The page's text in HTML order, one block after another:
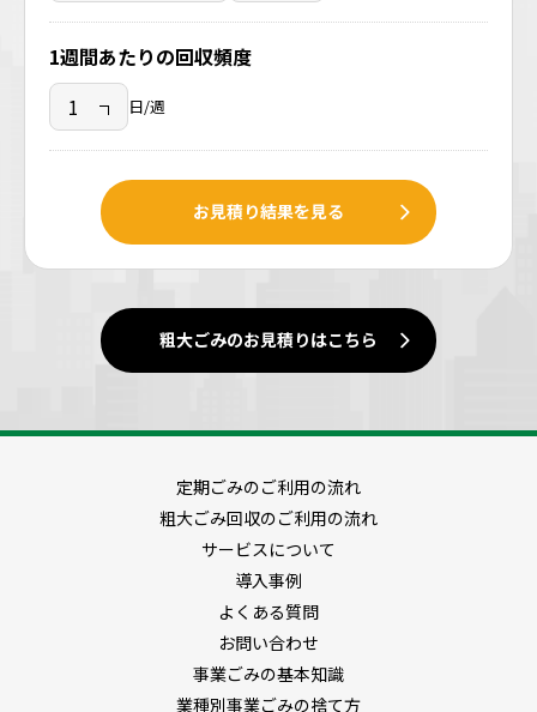
1週間あたりの回収頻度
日/週
お見積り結果を見る
粗大ごみのお見積りはこちら
定期ごみのご利用の流れ
粗大ごみ回収のご利用の流れ
サービスについて
導入事例
よくある質問
お問い合わせ
事業ごみの基本知識
業種別事業ごみの捨て方